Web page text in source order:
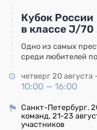
Кубок России
в классе J/70
Одно из самых
среди любителей
четверг 20
10:00 — 16:00
Санкт-Петербург.
команд, 21-23
участников